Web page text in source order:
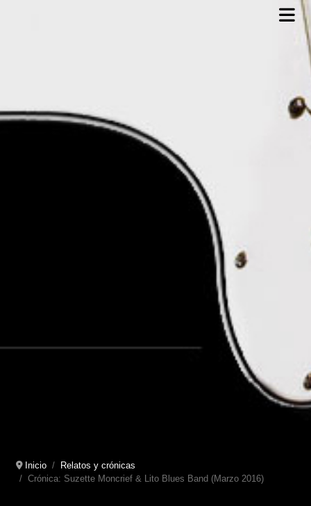
Inicio
Relatos y crónicas
Crónica: Suzette Moncrief & Lito Blues Band (Marzo 2016)